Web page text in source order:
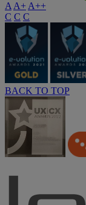
A A+ A++
C C C
BACK TO TOP